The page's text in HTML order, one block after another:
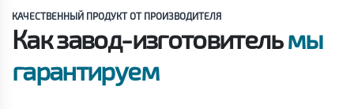
КАЧЕСТВЕННЫЙ ПРОДУКТ ОТ ПРОИЗВОДИТЕЛЯ
Как завод-изготовительмы
гарантируем